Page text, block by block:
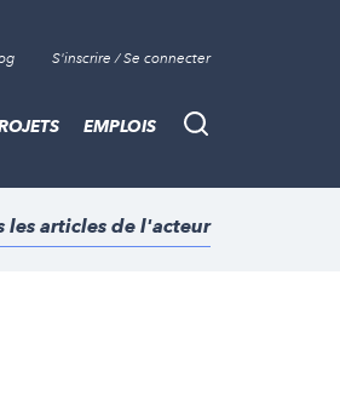
S'inscrire / Se connecter
Recherche
EMPLOIS
les articles de l'acteur